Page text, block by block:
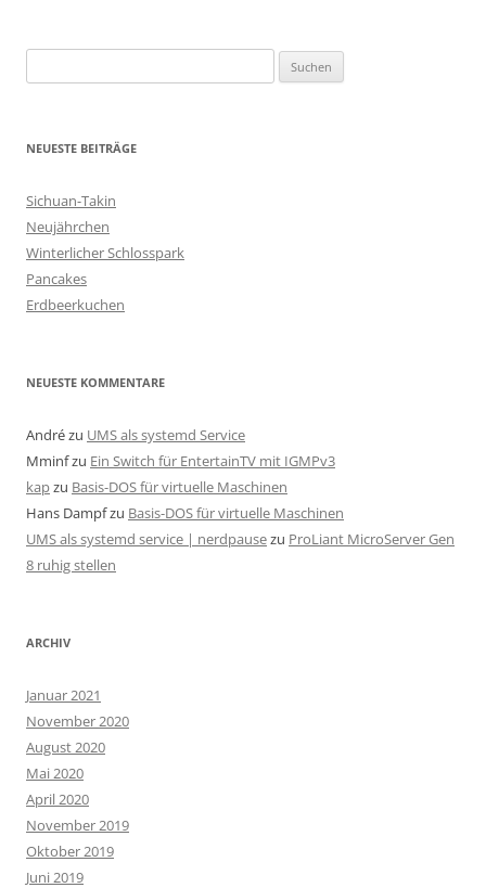
u
h
n
n
a
c
h
NEUESTE BEITRÄGE
Sichuan-Takin
Neujährchen
Winterlicher Schlosspark
Pancakes
Erdbeerkuchen
NEUESTE KOMMENTARE
Andrézu UMS als systemd Service
Mminfzu Ein Switch für EntertainTV mit IGMPv3
kapzu Basis-DOS für virtuelle Maschinen
Hans Dampfzu Basis-DOS für virtuelle Maschinen
UMS als systemd service | nerdpausezu ProLiant MicroServer Gen
8 ruhig stellen
ARCHIV
Januar 2021
November 2020
August 2020
Mai 2020
April 2020
November 2019
Oktober 2019
Juni 2019